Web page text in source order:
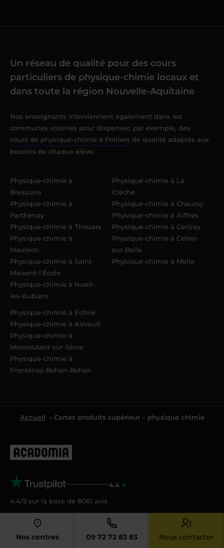
Nos centres 09 72 72 83 83 Nous contacter
Un réseau de qualité pour des cours
particuliers de physique-chimie locaux et
dans toute la région Nouvelle-Aquitaine
Nos enseignants interviennent également dans les
communes voisines pour dispenser, par exemple, des
cours de physique-chimie à Poitiers de qualité adaptés aux
besoins de chaque élève.
Physique-chimie à
Bressuire
Physique-chimie à
Parthenay
Physique-chimie à Thouars
Physique-chimie à
Mauléon
Physique-chimie à Saint-
Maixent-l'École
Physique-chimie à Nueil-
les-Aubiers
Physique-chimie à La
Crèche
Physique-chimie à Chauray
Physique-chimie à Aiffres
Physique-chimie à Cerizay
Physique-chimie à Celles-
sur-Belle
Physique-chimie à Melle
Physique-chimie à Échiré
Physique-chimie à Airvault
Physique-chimie à
Moncoutant-sur-Sèvre
Physique-chimie à
Frontenay-Rohan-Rohan
Accueil › Cartes produits supérieur – physique chimie
4.4
4.4/5 sur la base de 8061 avis
Acadomia